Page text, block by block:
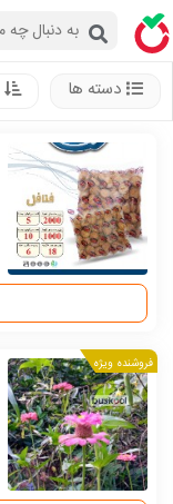
دسته ها
فروشنده ویژه